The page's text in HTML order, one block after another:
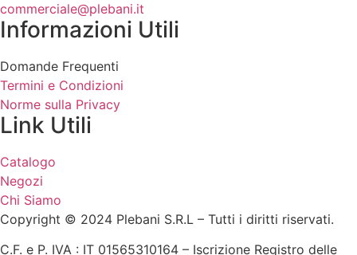
commerciale@plebani.it
Informazioni Utili
Domande Frequenti
Termini e Condizioni
Norme sulla Privacy
Link Utili
Catalogo
Negozi
Chi Siamo
Copyright © 2024 Plebani S.R.L – Tutti i diritti riservati.
C.F. e P. IVA : IT 01565310164 – Iscrizione Registro delle